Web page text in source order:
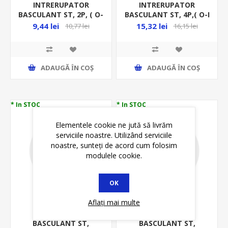
INTRERUPATOR
BASCULANT ST, 2P, ( O-
I ), 16A 250V ,ROSU,
9,44 lei 10,77 lei
ADAUGĂ ȊN COŞ
INTRERUPATOR
BASCULANT ST, 4P,( O-I
),30A
15,32 lei 16,15 lei
ADAUGĂ ȊN COŞ
* In STOC
BASCULANT ST,
* In STOC
BASCULANT ST,
Elementele cookie ne jută să livrăm
serviciile noastre. Utilizând serviciile
noastre, sunteți de acord cum folosim
modulele cookie.
OK
Aflați mai multe